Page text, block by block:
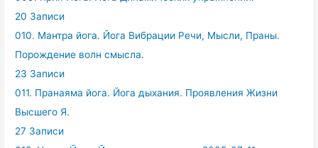
20 Записи
010. Мантра йога. Йога Вибрации Речи, Мысли, Праны.
Порождение волн смысла.
23 Записи
011. Пранаяма йога. Йога дыхания. Проявления Жизни
Высшего Я.
27 Записи